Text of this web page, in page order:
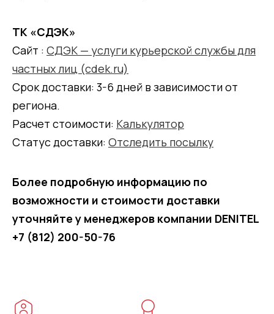
ТК «СДЭК»
Сайт : СДЭК — услуги курьерской службы для
частных лиц (cdek.ru)
Срок доставки: 3-6 дней в зависимости от
региона.
Расчет стоимости: Калькулятор
Статус доставки: Отследить посылку
Более подробную информацию по
возможности и стоимости доставки
уточняйте у менеджеров компании DENITEL
+7 (812) 200-50-76